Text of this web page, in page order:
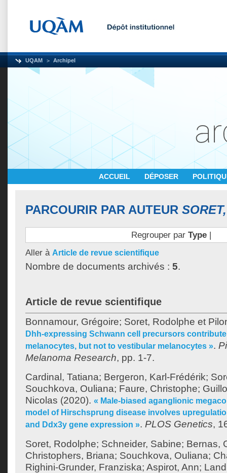
UQAM Archipel
ACCUEIL DÉPOSER
PARCOURIR PAR AUTEUR
Regrouper par Type|
Aller à Article de revue scientifique
Nombre de documents archivés : 5.
Article de revue scientifique
Bonnamour, Grégoire; Soret, Rodolphe et
Dhh‐expressing Schwann cell precursors
melanocytes, but not to vestibular melanocytes ».
Melanoma Research, pp. 1-7.
Cardinal, Tatiana; Bergeron, Karl-Frédérik;
Souchkova, Ouliana; Faure, Christophe;
Nicolas (2020). « Male-biased aganglionic
model of Hirschsprung disease involves
and Ddx3y gene expression ». PLOS Genetics,
Soret, Rodolphe; Schneider, Sabine; Bernas,
Christophers, Briana; Souchkova, Ouliana;
Righini-Grunder, Franziska; Aspirot, Ann;